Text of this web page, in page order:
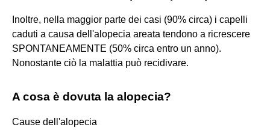
Inoltre, nella maggior parte dei casi (90% circa) i capelli
caduti a causa dell'alopecia areata tendono a ricrescere
SPONTANEAMENTE (50% circa entro un anno).
Nonostante ciò la malattia può recidivare.
A cosa è dovuta la alopecia?
Cause dell'alopecia